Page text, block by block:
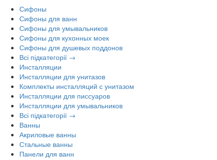
Сифоны
Сифоны для ванн
Сифоны для умывальников
Сифоны для кухонных моек
Сифоны для душевых поддонов
Всі підкатегорії →
Инсталляции
Инсталляции для унитазов
Комплекты инсталляций с унитазом
Инсталляции для писсуаров
Инсталляции для умывальников
Всі підкатегорії →
Ванны
Акриловые ванны
Стальные ванны
Панели для ванн